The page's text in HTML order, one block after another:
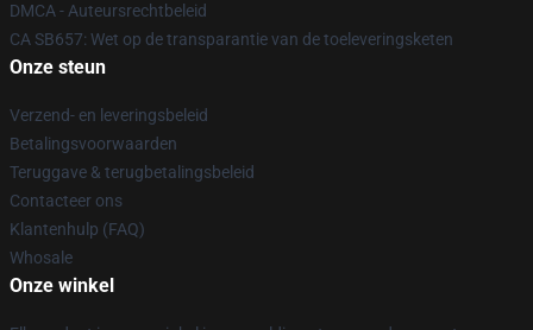
DMCA - Auteursrechtbeleid
CA SB657: Wet op de transparantie van de toeleveringsketen
Onze steun
Verzend- en leveringsbeleid
Betalingsvoorwaarden
Teruggave & terugbetalingsbeleid
Contacteer ons
Klantenhulp (FAQ)
Whosale
Onze winkel